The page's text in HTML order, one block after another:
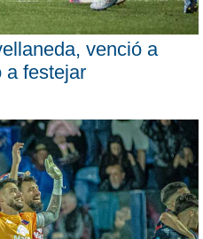
venció a
a festejar